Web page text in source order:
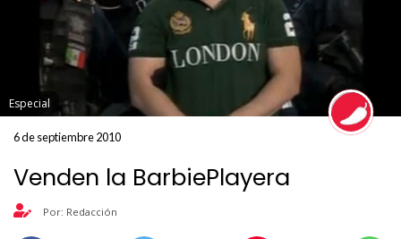
Especial
6 de septiembre 2010
Venden la BarbiePlayera
Por: Redacción